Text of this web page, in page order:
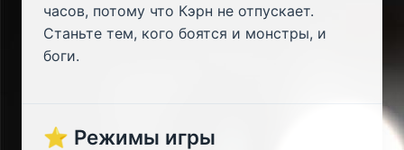
часов, потому что Кэрн не отпускает.
Станьте тем, кого боятся и монстры, и
боги.
⭐ Режимы игры